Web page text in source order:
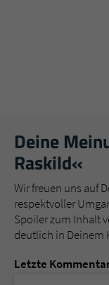
Deine
Raskild«
Wir freuen uns auf
respektvoller
Spoiler zum Inhalt
deutlich in Deinem
Letzte